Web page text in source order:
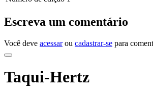
Escreva um comentário
Você deve acessarou cadastrar-se para
Taqui-Hertz